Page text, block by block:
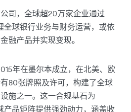
司，全球超20万家企业通过
球银行业务与财务运营，或依
融产品并实现变现。
年在墨尔本成立，在北美、欧
80张牌照及许可，构建了全球
施之一。这一合规基石为
品矩阵提供强劲动力，涵盖收